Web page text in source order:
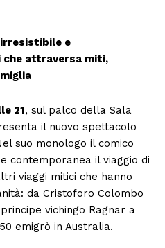
e
che attraversa miti,
21, sul palco della Sala
il nuovo spettacolo
suo monologo il comico
contemporanea il viaggio di
viaggi mitici che hanno
da Cristoforo Colombo
vichingo Ragnar a
emigrò in Australia.